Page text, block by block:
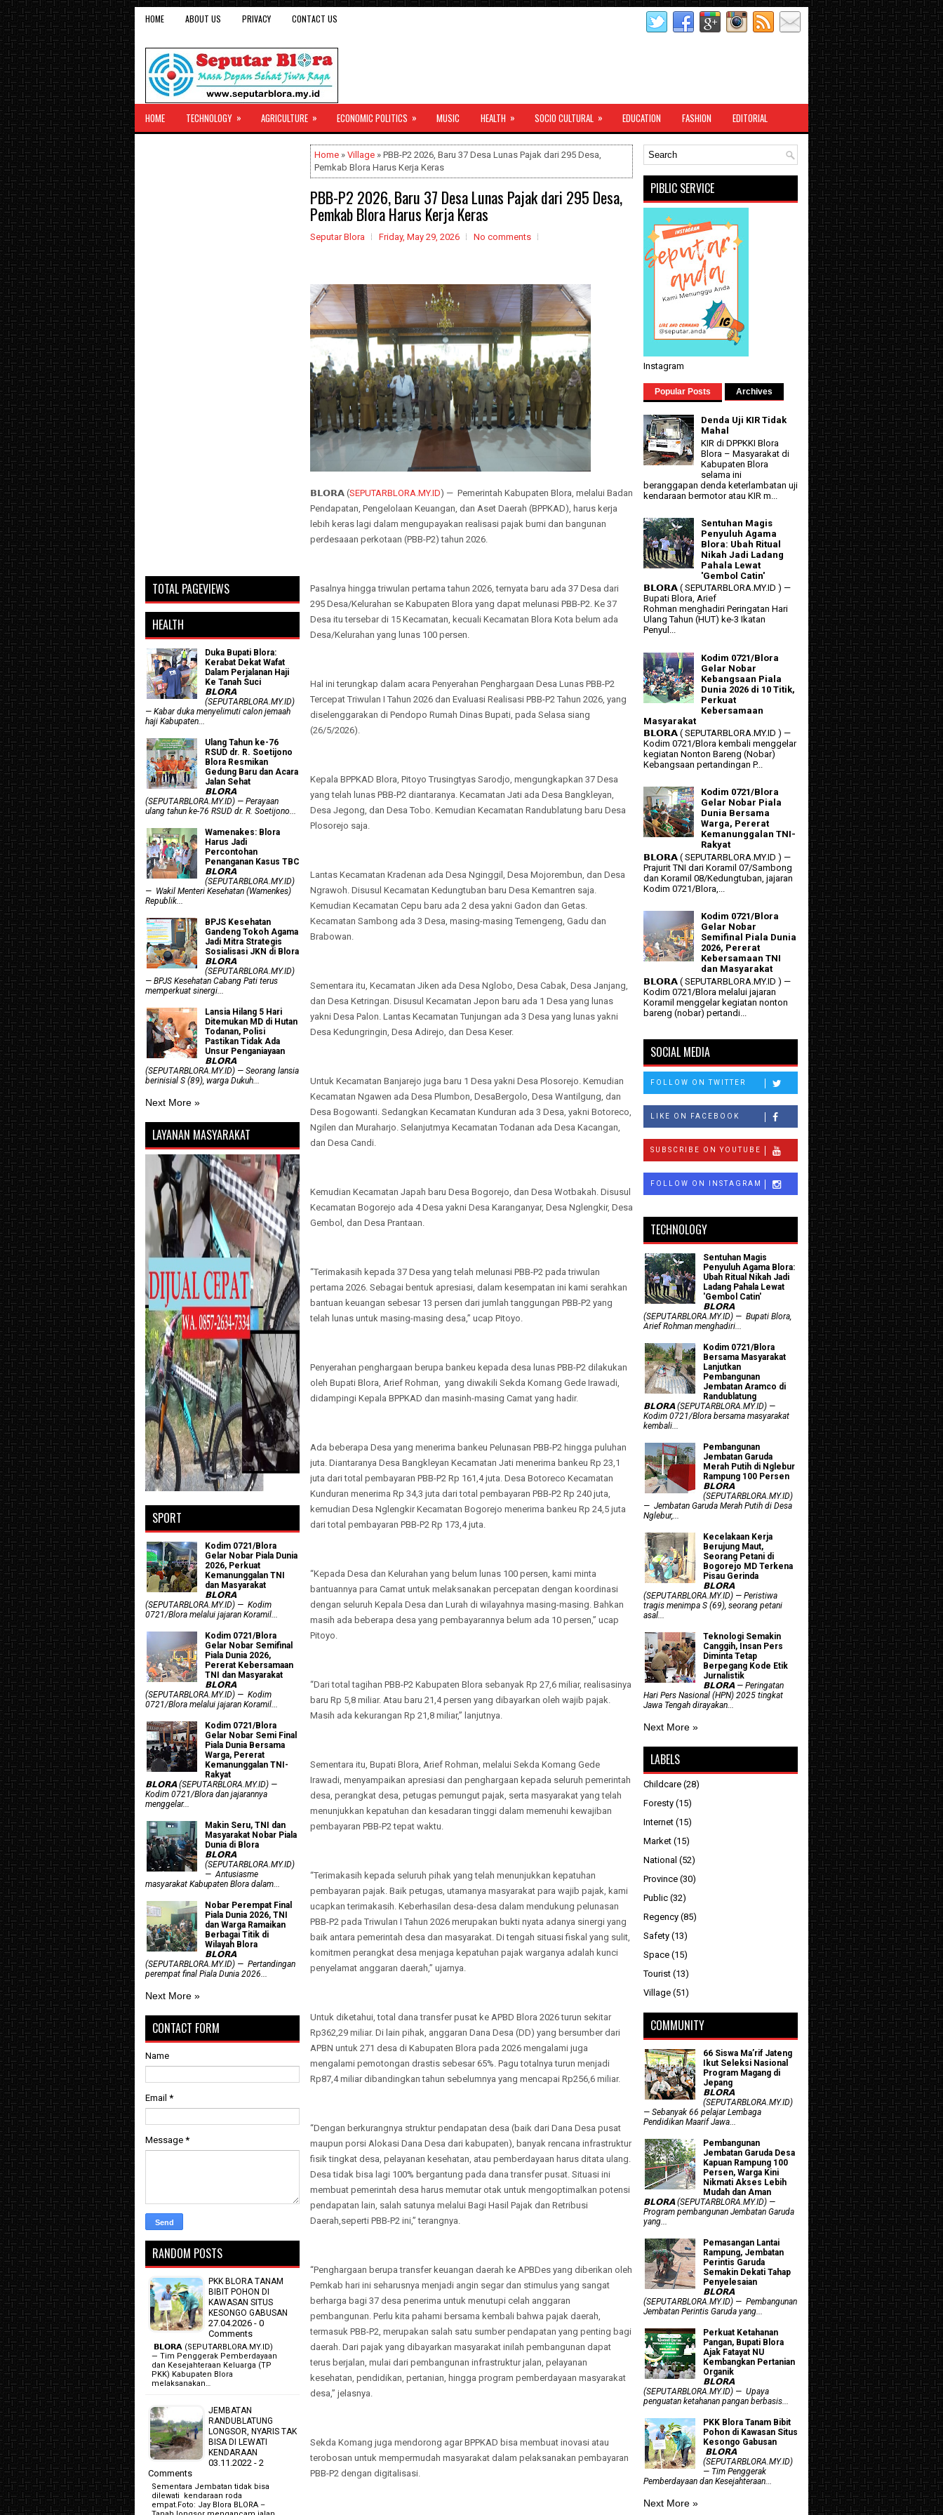
HOME ABOUT US PRIVACY CONTACT US
HOME TECHNOLOGY » AGRICULTURE » ECONOMIC POLITICS » MUSIC HEALTH » SOCIO CULTURAL » EDUCATION FASHION EDITORIAL
Home » Village » PBB-P2 2026, Baru 37 Desa Lunas Pajak dari 295 Desa,
Pemkab Blora Harus Kerja Keras
PBB-P2 2026, Baru 37 Desa Lunas Pajak dari 295 Desa,
Pemkab Blora Harus Kerja Keras
Seputar Blora Friday, May 29, 2026 No comments
𝗕𝗟𝗢𝗥𝗔 (SEPUTARBLORA.MY.ID) — Pemerintah Kabupaten Blora, melalui Badan
Pendapatan, Pengelolaan Keuangan, dan Aset Daerah (BPPKAD), harus kerja
lebih keras lagi dalam mengupayakan realisasi pajak bumi dan bangunan
perdesaaan perkotaan (PBB-P2) tahun 2026.
Pasalnya hingga triwulan pertama tahun 2026, ternyata baru ada 37 Desa dari
295 Desa/Kelurahan se Kabupaten Blora yang dapat melunasi PBB-P2. Ke 37
Desa itu tersebar di 15 Kecamatan, kecuali Kecamatan Blora Kota belum ada
Desa/Kelurahan yang lunas 100 persen.
Hal ini terungkap dalam acara Penyerahan Penghargaan Desa Lunas PBB-P2
Tercepat Triwulan I Tahun 2026 dan Evaluasi Realisasi PBB-P2 Tahun 2026, yang
diselenggarakan di Pendopo Rumah Dinas Bupati, pada Selasa siang
(26/5/2026).
Kepala BPPKAD Blora, Pitoyo Trusingtyas Sarodjo, mengungkapkan 37 Desa
yang telah lunas PBB-P2 diantaranya. Kecamatan Jati ada Desa Bangkleyan,
Desa Jegong, dan Desa Tobo. Kemudian Kecamatan Randublatung baru Desa
Plosorejo saja.
Lantas Kecamatan Kradenan ada Desa Nginggil, Desa Mojorembun, dan Desa
Ngrawoh. Disusul Kecamatan Kedungtuban baru Desa Kemantren saja.
Kemudian Kecamatan Cepu baru ada 2 desa yakni Gadon dan Getas.
Kecamatan Sambong ada 3 Desa, masing-masing Temengeng, Gadu dan
Brabowan.
Sementara itu, Kecamatan Jiken ada Desa Nglobo, Desa Cabak, Desa Janjang,
dan Desa Ketringan. Disusul Kecamatan Jepon baru ada 1 Desa yang lunas
yakni Desa Palon. Lantas Kecamatan Tunjungan ada 3 Desa yang lunas yakni
Desa Kedungringin, Desa Adirejo, dan Desa Keser.
Untuk Kecamatan Banjarejo juga baru 1 Desa yakni Desa Plosorejo. Kemudian
Kecamatan Ngawen ada Desa Plumbon, DesaBergolo, Desa Wantilgung, dan
Desa Bogowanti. Sedangkan Kecamatan Kunduran ada 3 Desa, yakni Botoreco,
Ngilen dan Muraharjo. Selanjutmya Kecamatan Todanan ada Desa Kacangan,
dan Desa Candi.
Kemudian Kecamatan Japah baru Desa Bogorejo, dan Desa Wotbakah. Disusul
Kecamatan Bogorejo ada 4 Desa yakni Desa Karanganyar, Desa Nglengkir, Desa
Gembol, dan Desa Prantaan.
“Terimakasih kepada 37 Desa yang telah melunasi PBB-P2 pada triwulan
pertama 2026. Sebagai bentuk apresiasi, dalam kesempatan ini kami serahkan
bantuan keuangan sebesar 13 persen dari jumlah tanggungan PBB-P2 yang
telah lunas untuk masing-masing desa,” ucap Pitoyo.
Penyerahan penghargaan berupa bankeu kepada desa lunas PBB-P2 dilakukan
oleh Bupati Blora, Arief Rohman, yang diwakili Sekda Komang Gede Irawadi,
didampingi Kepala BPPKAD dan masinh-masing Camat yang hadir.
Ada beberapa Desa yang menerima bankeu Pelunasan PBB-P2 hingga puluhan
juta. Diantaranya Desa Bangkleyan Kecamatan Jati menerima bankeu Rp 23,1
juta dari total pembayaran PBB-P2 Rp 161,4 juta. Desa Botoreco Kecamatan
Kunduran menerima Rp 34,3 juta dari total pembayaran PBB-P2 Rp 240 juta,
kemudian Desa Nglengkir Kecamatan Bogorejo menerima bankeu Rp 24,5 juta
dari total pembayaran PBB-P2 Rp 173,4 juta.
“Kepada Desa dan Kelurahan yang belum lunas 100 persen, kami minta
bantuannya para Camat untuk melaksanakan percepatan dengan koordinasi
dengan seluruh Kepala Desa dan Lurah di wilayahnya masing-masing. Bahkan
masih ada beberapa desa yang pembayarannya belum ada 10 persen,” ucap
Pitoyo.
“Dari total tagihan PBB-P2 Kabupaten Blora sebanyak Rp 27,6 miliar, realisasinya
baru Rp 5,8 miliar. Atau baru 21,4 persen yang dibayarkan oleh wajib pajak.
Masih ada kekurangan Rp 21,8 miliar,” lanjutnya.
Sementara itu, Bupati Blora, Arief Rohman, melalui Sekda Komang Gede
Irawadi, menyampaikan apresiasi dan penghargaan kepada seluruh pemerintah
desa, perangkat desa, petugas pemungut pajak, serta masyarakat yang telah
menunjukkan kepatuhan dan kesadaran tinggi dalam memenuhi kewajiban
pembayaran PBB-P2 tepat waktu.
“Terimakasih kepada seluruh pihak yang telah menunjukkan kepatuhan
pembayaran pajak. Baik petugas, utamanya masyarakat para wajib pajak, kami
ucapkan terimakasih. Keberhasilan desa-desa dalam mendukung pelunasan
PBB-P2 pada Triwulan I Tahun 2026 merupakan bukti nyata adanya sinergi yang
baik antara pemerintah desa dan masyarakat. Di tengah situasi fiskal yang sulit,
komitmen perangkat desa menjaga kepatuhan pajak warganya adalah kunci
penyelamat anggaran daerah,” ujarnya.
Untuk diketahui, total dana transfer pusat ke APBD Blora 2026 turun sekitar
Rp362,29 miliar. Di lain pihak, anggaran Dana Desa (DD) yang bersumber dari
APBN untuk 271 desa di Kabupaten Blora pada 2026 mengalami juga
mengalami pemotongan drastis sebesar 65%. Pagu totalnya turun menjadi
Rp87,4 miliar dibandingkan tahun sebelumnya yang mencapai Rp256,6 miliar.
“Dengan berkurangnya struktur pendapatan desa (baik dari Dana Desa pusat
maupun porsi Alokasi Dana Desa dari kabupaten), banyak rencana infrastruktur
fisik tingkat desa, pelayanan kesehatan, atau pemberdayaan harus ditata ulang.
Desa tidak bisa lagi 100% bergantung pada dana transfer pusat. Situasi ini
membuat pemerintah desa harus memutar otak untuk mengoptimalkan potensi
pendapatan lain, salah satunya melalui Bagi Hasil Pajak dan Retribusi
Daerah,seperti PBB-P2 ini,” terangnya.
“Penghargaan berupa transfer keuangan daerah ke APBDes yang diberikan oleh
Pemkab hari ini seharusnya menjadi angin segar dan stimulus yang sangat
berharga bagi 37 desa penerima untuk menutupi celah anggaran
pembangunan. Perlu kita pahami bersama kembali bahwa pajak daerah,
termasuk PBB-P2, merupakan salah satu sumber pendapatan yang penting bagi
daerah. Dari pajak yang dibayarkan masyarakat inilah pembangunan dapat
terus berjalan, mulai dari pembangunan infrastruktur jalan, pelayanan
kesehatan, pendidikan, pertanian, hingga program pemberdayaan masyarakat
desa,” jelasnya.
Sekda Komang juga mendorong agar BPPKAD bisa membuat inovasi atau
terobosan untuk mempermudah masyarakat dalam pelaksanakan pembayaran
PBB-P2 dengan digitalisasi.
TOTAL PAGEVIEWS
HEALTH
Duka Bupati Blora:
Kerabat Dekat Wafat
Dalam Perjalanan Haji
Ke Tanah Suci
𝗕𝗟𝗢𝗥𝗔
(SEPUTARBLORA.MY.ID)
— Kabar duka menyelimuti calon jemaah
haji Kabupaten...
Ulang Tahun ke-76
RSUD dr. R. Soetijono
Blora Resmikan
Gedung Baru dan Acara
Jalan Sehat
𝗕𝗟𝗢𝗥𝗔
(SEPUTARBLORA.MY.ID) — Perayaan
ulang tahun ke-76 RSUD dr. R. Soetijono...
Wamenakes: Blora
Harus Jadi
Percontohan
Penanganan Kasus TBC
𝗕𝗟𝗢𝗥𝗔
(SEPUTARBLORA.MY.ID)
— Wakil Menteri Kesehatan (Wamenkes)
Republik...
BPJS Kesehatan
Gandeng Tokoh Agama
Jadi Mitra Strategis
Sosialisasi JKN di Blora
𝗕𝗟𝗢𝗥𝗔
(SEPUTARBLORA.MY.ID)
— BPJS Kesehatan Cabang Pati terus
memperkuat sinergi...
Lansia Hilang 5 Hari
Ditemukan MD di Hutan
Todanan, Polisi
Pastikan Tidak Ada
Unsur Penganiayaan
𝗕𝗟𝗢𝗥𝗔
(SEPUTARBLORA.MY.ID) — Seorang lansia
berinisial S (89), warga Dukuh...
Next More »
LAYANAN MASYARAKAT
SPORT
Kodim 0721/Blora
Gelar Nobar Piala Dunia
2026, Perkuat
Kemanunggalan TNI
dan Masyarakat
𝗕𝗟𝗢𝗥𝗔
(SEPUTARBLORA.MY.ID) — Kodim
0721/Blora melalui jajaran Koramil...
Kodim 0721/Blora
Gelar Nobar Semifinal
Piala Dunia 2026,
Pererat Kebersamaan
TNI dan Masyarakat
𝗕𝗟𝗢𝗥𝗔
(SEPUTARBLORA.MY.ID) — Kodim
0721/Blora melalui jajaran Koramil...
Kodim 0721/Blora
Gelar Nobar Semi Final
Piala Dunia Bersama
Warga, Pererat
Kemanunggalan TNI-
Rakyat
𝗕𝗟𝗢𝗥𝗔 (SEPUTARBLORA.MY.ID) —
Kodim 0721/Blora dan jajarannya
menggelar...
Makin Seru, TNI dan
Masyarakat Nobar Piala
Dunia di Blora
𝗕𝗟𝗢𝗥𝗔
(SEPUTARBLORA.MY.ID)
— Antusiasme
masyarakat Kabupaten Blora dalam...
Nobar Perempat Final
Piala Dunia 2026, TNI
dan Warga Ramaikan
Berbagai Titik di
Wilayah Blora
𝗕𝗟𝗢𝗥𝗔
(SEPUTARBLORA.MY.ID) — Pertandingan
perempat final Piala Dunia 2026...
Next More »
CONTACT FORM
Name
Email *
Message *
RANDOM POSTS
PKK BLORA TANAM
BIBIT POHON DI
KAWASAN SITUS
KESONGO GABUSAN
27.04.2026 - 0
Comments
‎ 𝗕𝗟𝗢𝗥𝗔 (SEPUTARBLORA.MY.ID)
— Tim Penggerak Pemberdayaan
dan Kesejahteraan Keluarga (TP
PKK) Kabupaten Blora
melaksanakan…
JEMBATAN
RANDUBLATUNG
LONGSOR, NYARIS TAK
BISA DI LEWATI
KENDARAAN
03.11.2022 - 2
Comments
Sementara Jembatan tidak bisa
dilewati kendaraan roda
empat.Foto: Jay Blora BLORA –
PIBLIC SERVICE
Instagram
Popular Posts Archives
Denda Uji KIR Tidak
Mahal
KIR di DPPKKI Blora
Blora – Masyarakat di
Kabupaten Blora
selama ini
beranggapan denda keterlambatan uji
kendaraan bermotor atau KIR m...
Sentuhan Magis
Penyuluh Agama
Blora: Ubah Ritual
Nikah Jadi Ladang
Pahala Lewat
'Gembol Catin'
𝗕𝗟𝗢𝗥𝗔 ( SEPUTARBLORA.MY.ID ) —
Bupati Blora, Arief
Rohman menghadiri Peringatan Hari
Ulang Tahun (HUT) ke-3 Ikatan
Penyul...
Kodim 0721/Blora
Gelar Nobar
Kebangsaan Piala
Dunia 2026 di 10 Titik,
Perkuat
Kebersamaan
Masyarakat
𝗕𝗟𝗢𝗥𝗔 ( SEPUTARBLORA.MY.ID ) —
Kodim 0721/Blora kembali menggelar
kegiatan Nonton Bareng (Nobar)
Kebangsaan pertandingan P...
Kodim 0721/Blora
Gelar Nobar Piala
Dunia Bersama
Warga, Pererat
Kemanunggalan TNI-
Rakyat
𝗕𝗟𝗢𝗥𝗔 ( SEPUTARBLORA.MY.ID ) —
Prajurit TNI dari Koramil 07/Sambong
dan Koramil 08/Kedungtuban, jajaran
Kodim 0721/Blora,...
Kodim 0721/Blora
Gelar Nobar
Semifinal Piala Dunia
2026, Pererat
Kebersamaan TNI
dan Masyarakat
𝗕𝗟𝗢𝗥𝗔 ( SEPUTARBLORA.MY.ID ) —
Kodim 0721/Blora melalui jajaran
Koramil menggelar kegiatan nonton
bareng (nobar) pertandi...
SOCIAL MEDIA
FOLLOW ON TWITTER
LIKE ON FACEBOOK
SUBSCRIBE ON YOUTUBE
FOLLOW ON INSTAGRAM
TECHNOLOGY
Sentuhan Magis
Penyuluh Agama Blora:
Ubah Ritual Nikah Jadi
Ladang Pahala Lewat
'Gembol Catin'
𝗕𝗟𝗢𝗥𝗔
(SEPUTARBLORA.MY.ID) — Bupati Blora,
Arief Rohman menghadiri...
Kodim 0721/Blora
Bersama Masyarakat
Lanjutkan
Pembangunan
Jembatan Aramco di
Randublatung
𝗕𝗟𝗢𝗥𝗔 (SEPUTARBLORA.MY.ID) —
Kodim 0721/Blora bersama masyarakat
kembali...
Pembangunan
Jembatan Garuda
Merah Putih di Nglebur
Rampung 100 Persen
𝗕𝗟𝗢𝗥𝗔
(SEPUTARBLORA.MY.ID)
— Jembatan Garuda Merah Putih di Desa
Nglebur,...
Kecelakaan Kerja
Berujung Maut,
Seorang Petani di
Bogorejo MD Terkena
Pisau Gerinda
𝗕𝗟𝗢𝗥𝗔
(SEPUTARBLORA.MY.ID) — Peristiwa
tragis menimpa S (69), seorang petani
asal...
Teknologi Semakin
Canggih, Insan Pers
Diminta Tetap
Berpegang Kode Etik
Jurnalistik
𝗕𝗟𝗢𝗥𝗔 — Peringatan
Hari Pers Nasional (HPN) 2025 tingkat
Jawa Tengah dirayakan...
Next More »
LABELS
Childcare (28)
Foresty (15)
Internet (15)
Market (15)
National (52)
Province (30)
Public (32)
Regency (85)
Safety (13)
Space (15)
Tourist (13)
Village (51)
COMMUNITY
66 Siswa Ma’rif Jateng
Ikut Seleksi Nasional
Program Magang di
Jepang
𝗕𝗟𝗢𝗥𝗔
(SEPUTARBLORA.MY.ID)
— Sebanyak 66 pelajar Lembaga
Pendidikan Maarif Jawa...
Pembangunan
Jembatan Garuda Desa
Kapuan Rampung 100
Persen, Warga Kini
Nikmati Akses Lebih
Mudah dan Aman
𝗕𝗟𝗢𝗥𝗔 (SEPUTARBLORA.MY.ID) —
Program pembangunan Jembatan Garuda
yang...
Pemasangan Lantai
Rampung, Jembatan
Perintis Garuda
Semakin Dekati Tahap
Penyelesaian
𝗕𝗟𝗢𝗥𝗔
(SEPUTARBLORA.MY.ID) — Pembangunan
Jembatan Perintis Garuda yang...
​Perkuat Ketahanan
Pangan, Bupati Blora
Ajak Fatayat NU
Kembangkan Pertanian
Organik
𝗕𝗟𝗢𝗥𝗔
(SEPUTARBLORA.MY.ID) — Upaya
penguatan ketahanan pangan berbasis...
PKK Blora Tanam Bibit
Pohon di Kawasan Situs
Kesongo Gabusan
‎ 𝗕𝗟𝗢𝗥𝗔
(SEPUTARBLORA.MY.ID)
— Tim Penggerak
Pemberdayaan dan Kesejahteraan...
Next More »